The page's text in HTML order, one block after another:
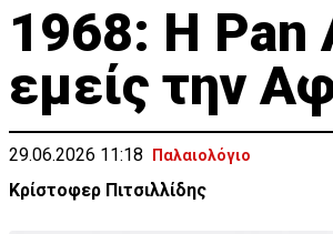
1968: Η Pan
εμείς την
29.06.2026 11:18 Παλαιολόγιο
Κρίστοφερ Πιτσιλλίδης